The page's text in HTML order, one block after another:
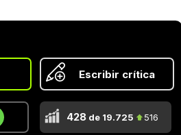
Escribir crítica
428 de 19.725 516